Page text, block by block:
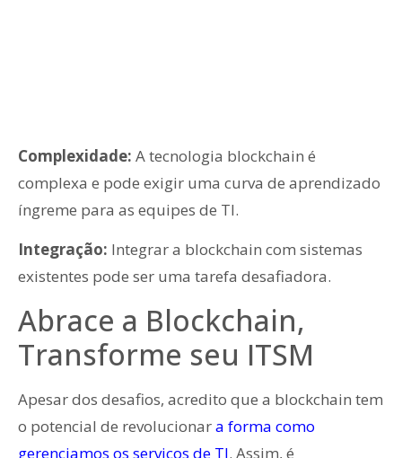
Complexidade: A tecnologia blockchain é
complexa e pode exigir uma curva de aprendizado
íngreme para as equipes de TI.
Integração: Integrar a blockchain com sistemas
existentes pode ser uma tarefa desafiadora.
Abrace a Blockchain,
Transforme seu ITSM
Apesar dos desafios, acredito que a blockchain tem
o potencial de revolucionara forma como
gerenciamos os serviços de TI. Assim, é